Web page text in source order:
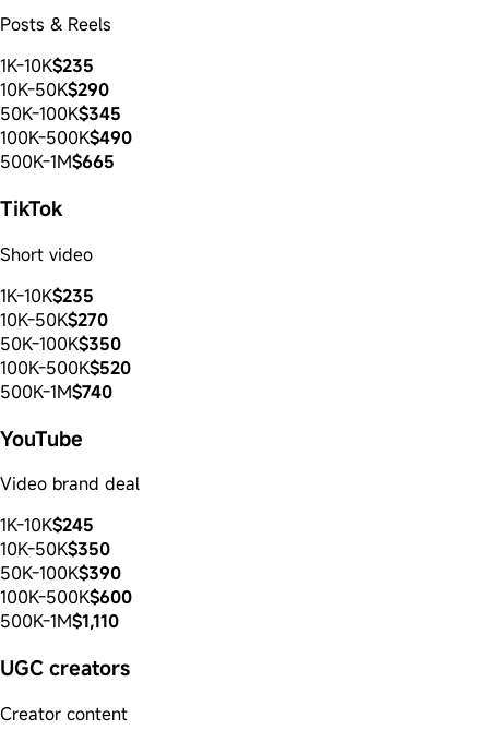
Posts & Reels
1K-10K$235
10K-50K$290
50K-100K$345
100K-500K$490
500K-1M$665
TikTok
Short video
1K-10K$235
10K-50K$270
50K-100K$350
100K-500K$520
500K-1M$740
YouTube
Video brand deal
1K-10K$245
10K-50K$350
50K-100K$390
100K-500K$600
500K-1M$1,110
UGC creators
Creator content